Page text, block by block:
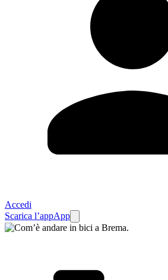
Accedi
Scarica l’appApp